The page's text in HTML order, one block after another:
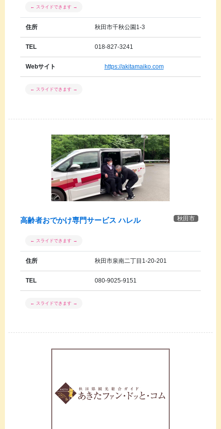
住所 秋田市千秋公園1-3
TEL 018-827-3241
Webサイト https://akitamaiko.com
秋田市
高齢者おでかけ専門サービス ハレル
住所 秋田市泉南二丁目1-20-201
TEL 080-9025-9151